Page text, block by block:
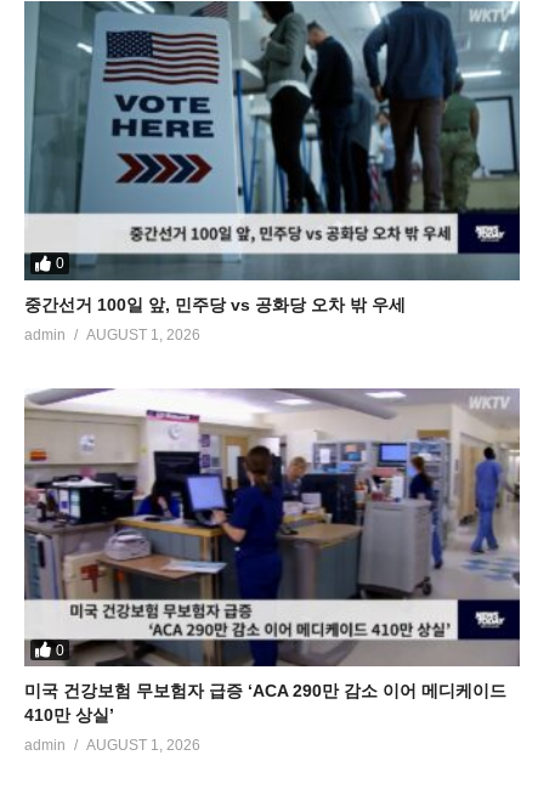
0
중간선거 100일 앞, 민주당 vs 공화당 오차 밖 우세
admin AUGUST 1, 2026
0
미국 건강보험 무보험자 급증 ‘ACA 290만 감소 이어 메디케이드
410만 상실’
admin AUGUST 1, 2026